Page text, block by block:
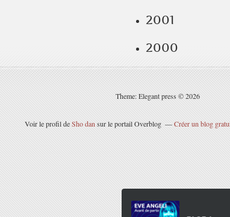
2001
2000
Theme: Elegant press © 2026
Voir le profil deSho dan sur le portail Overblog Créer un blog